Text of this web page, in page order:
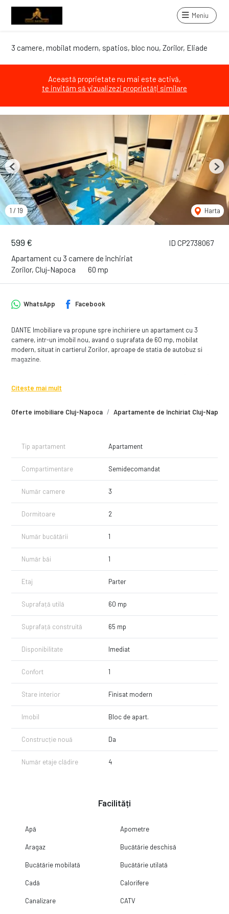
Meniu
3 camere, mobilat modern, spatios, bloc nou, Zorilor, Eliade
Această proprietate nu mai este activă,
te invităm să vizualizezi proprietăți similare
ID CP2738067
599 €
Apartament cu 3 camere de închiriat
Zorilor, Cluj-Napoca
60 mp
1 / 19 Harta
Previous Next
Oferte imobiliare Cluj-Napoca Apartamente de închiriat Cluj-Napoca
WhatsApp Facebook
DANTE Imobiliare va propune spre inchiriere un apartament cu 3
camere, intr-un imobil nou, avand o suprafata de 60 mp, mobilat
modern, situat in cartierul Zorilor, aproape de statia de autobuz si
magazine.
- living open space cu canapea, spatii de depozitare si TV
- dormitor cu pat matrimonial, dulap pentru haine si birou
Citește mai mult
Tip apartament Apartament
Compartimentare Semidecomandat
Număr camere 3
Dormitoare 2
Număr bucătării 1
Număr băi 1
Etaj Parter
Suprafață utilă 60 mp
Suprafață construită 65 mp
Disponibilitate Imediat
Confort 1
Stare interior Finisat modern
Imobil Bloc de apart.
Construcție nouă Da
Număr etaje clădire 4
Facilități
Apă Apometre
Aragaz Bucătărie deschisă
Bucătărie mobilată Bucătărie utilată
Cadă Calorifere
Canalizare CATV